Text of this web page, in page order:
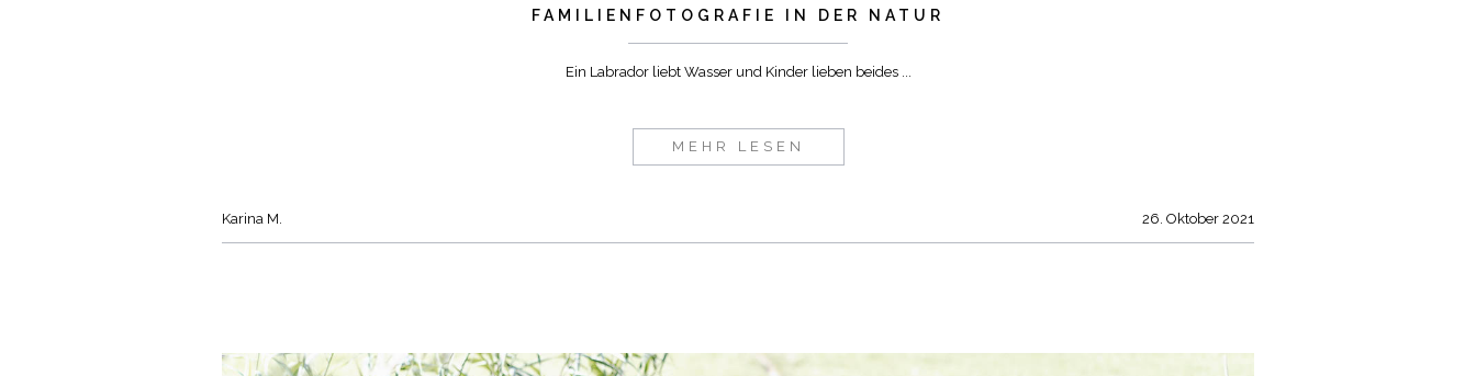
FAMILIENFOTOGRAFIE IN DER NATUR
Ein Labrador liebt Wasser und Kinder lieben beides ...
MEHR LESEN
Karina M. 26. Oktober 2021